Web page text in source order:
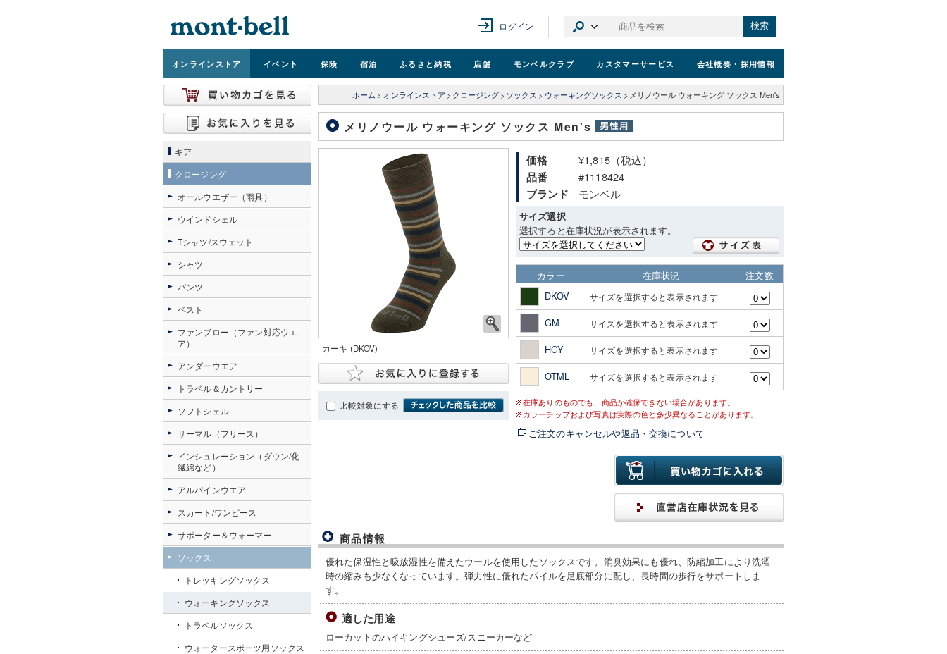
ログイン 検索
オンラインストア イベント 保険 宿泊 ふるさと納税 店舗 モンベルクラブ カスタマーサービス 会社概要 ・採用情報
ホーム > オンラインストア > クロージング > ソックス > ウォーキングソックス > メリノウール ウォーキング ソックス Men's
メリノウール ウォーキング ソックス Men's
カーキ (DKOV)
比較対象にする
価格 ¥1,815（税込）
品番 #1118424
ブランド モンベル
サイズ選択
選択すると在庫状況が表示されます。
カラー 在庫状況
注文数
DKOV
サイズを選択すると表示されます
GM サイズを選択すると表示されます
HGY サイズを選択すると表示されます
OTML サイズを選択すると表示されます
在庫ありのものでも、商品が確保できない場合があります。
カラーチップおよび写真は実際の色と多少異なることがあります。
ご注文のキャンセルや返品・交換について
商品情報
優れた保温性と吸放湿性を備えたウールを使用したソックスです。消臭効果にも優れ、防縮加工により洗濯
時の縮みも少なくなっています。弾力性に優れたパイルを足底部分に配し、長時間の歩行をサポートしま
す。
適した用途
ローカットのハイキングシューズ/スニーカーなど
ギア
クロージング
オールウエザー（雨具）
ウインドシェル
Tシャツ/スウェット
シャツ
パンツ
ベスト
ファンブロー（ファン対応ウエ
ア）
アンダーウエア
トラベル＆カントリー
ソフトシェル
サーマル（フリース）
インシュレーション（ダウン/化
繊綿など）
アルパインウエア
スカート/ワンピース
サポーター＆ウォーマー
ソックス
トレッキングソックス
ウォーキングソックス
トラベルソックス
ウォータースポーツ用ソックス